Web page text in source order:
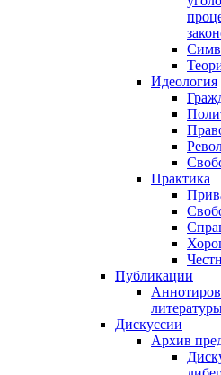
Идеология
Практика
Публикации
Дискуссии
Архив